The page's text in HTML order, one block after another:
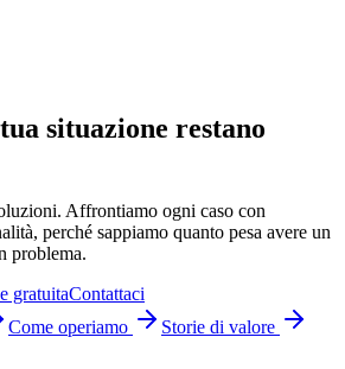
situazione restano
Affrontiamo ogni caso con
perché sappiamo quanto pesa avere un
problema.
gratuitaContattaci
Come operiamo
Storie di valore